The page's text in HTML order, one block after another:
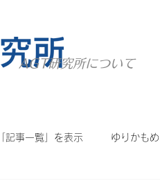
AGT研究所について
「記事一覧」を表示 ゆりかもめ